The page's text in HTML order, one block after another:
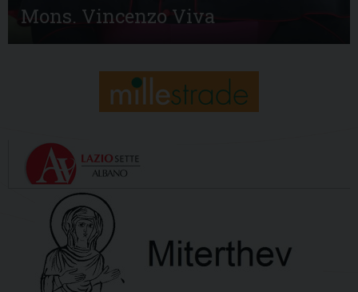
Mons. Vincenzo Viva